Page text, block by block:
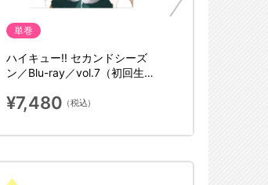
単巻
ハイキュー!! セカンドシーズ
ン／Blu-ray／vol.7（初回生産
¥7,480 （税込）